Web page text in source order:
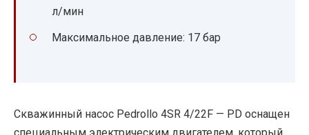
л/мин
Максимальное давление: 17 бар
Скважинный насос Pedrollo 4SR 4/22F — PD оснащен